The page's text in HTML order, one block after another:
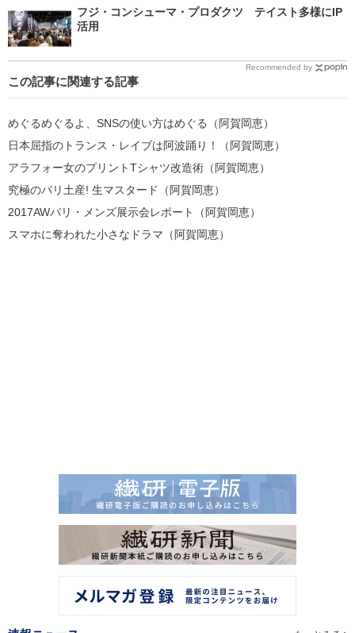
フジ・コンシューマ・プロダクツ テイスト多様にIP
活用
Recommended by
この記事に関連する記事
めぐるめぐるよ、SNSの使い方はめぐる（阿賀岡恵）
日本屈指のトランス・レイブは阿波踊り！（阿賀岡恵）
アラフォー女のプリントTシャツ改造術（阿賀岡恵）
究極のパリ土産! 生マスタード（阿賀岡恵）
2017AWパリ・メンズ展示会レポート（阿賀岡恵）
スマホに奪われた小さなドラマ（阿賀岡恵）